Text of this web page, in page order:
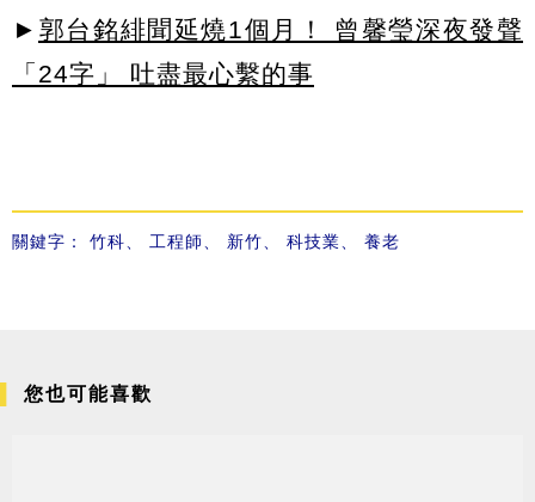
► 郭台銘緋聞延燒1個月！ 曾馨瑩深夜發聲
「24字」 吐盡最心繫的事
關鍵字： 竹科 工程師 新竹 科技業 養老
您也可能喜歡